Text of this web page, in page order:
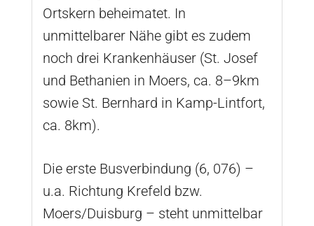
Ortskern beheimatet. In
unmittelbarer Nähe gibt es zudem
noch drei Krankenhäuser (St. Josef
und Bethanien in Moers, ca. 8–9km
sowie St. Bernhard in Kamp-Lintfort,
ca. 8km).
Die erste Busverbindung (6, 076) –
u.a. Richtung Krefeld bzw.
Moers/Duisburg – steht unmittelbar